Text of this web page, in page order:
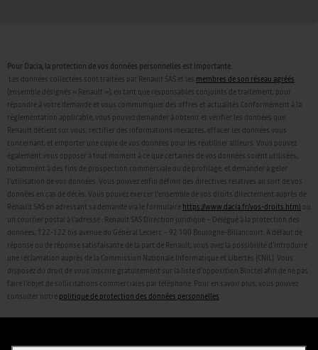
Pour Dacia, la protection de vos données personnelles est importante.
Les données collectées sont traitées par Renault SAS et les membres de son réseau agréés
(ensemble désignés « Renault »), en tant que responsables conjoints de traitement, pour
répondre à votre demande et vous communiquer des offres et actualités.Conformément à la
réglementation applicable, vous pouvez demander à obtenir et vérifier les données que
Renault détient sur vous, rectifier des informations inexactes, effacer les données vous
concernant, et emporter une copie de vos données pour les réutiliser ailleurs. Vous pouvez
également vous opposer à tout moment à ce que certaines de vos données soient utilisées,
notamment à des fins de prospection commerciale ou de profilage, et demander à geler
l’utilisation de vos données. Vous pouvez enfin définir des directives relatives au sort de vos
données en cas de décès. Vous pouvez exercer l’ensemble de vos droits directement auprès de
Renault SAS en adressant sa demande via le formulaire https://www.dacia.fr/vos-droits.html ou
un courrier postal à l’adresse : Renault SAS Direction juridique – Délégué à la protection des
données, 122-122 bis avenue du Général Leclerc – 92 100 Boulogne-Billancourt. A défaut de
réponse ou de réponse satisfaisante de la part de Renault, vous avez la possibilité d’introduire
une réclamation auprès de la Commission Nationale Informatique et Libertés (CNIL). Vous
disposez du droit de vous inscrire gratuitement sur la liste d’opposition Bloctel afin de ne pas
faire l’objet de sollicitations commerciales par téléphone. Pour en savoir plus, vous pouvez
consulter notre politique de protection des données personnelles